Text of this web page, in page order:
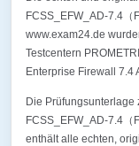
FCSS_EFW_AD-7.4
www.exam24.de
Testcentern
Enterprise Firewall 7.4
Die Prüfungsunterlage
FCSS_EFW_AD-7.4（
enthält alle echten,